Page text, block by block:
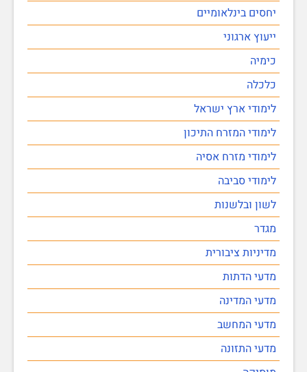
יחסים בינלאומיים
ייעוץ ארגוני
כימיה
כלכלה
לימודי ארץ ישראל
לימודי המזרח התיכון
לימודי מזרח אסיה
לימודי סביבה
לשון ובלשנות
מגדר
מדיניות ציבורית
מדעי הדתות
מדעי המדינה
מדעי המחשב
מדעי התזונה